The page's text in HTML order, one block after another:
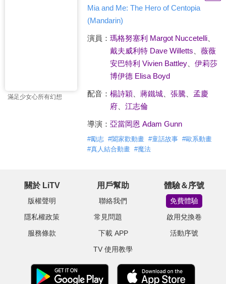
滿足少女心所有幻想
Mia and Me: The Hero of Centopia
(Mandarin)
演員： 瑪格努塞利 Margot Nuccetelli、
戴夫威利特 Dave Willetts
薇薇
安巴特利 Vivien Battley、 伊莉莎
博伊德 Elisa Boyd
配音： 楊詩穎 蔣鐵城、 張騰
孟慶
府、 江志倫
導演： 亞當岡恩 Adam Gunn
#勵志 #闔家歡動畫 #童話故事 #歐系動畫
#真人結合動畫 #魔法
關於 LiTV
版權聲明
隱私權政策
服務條款
用戶幫助
聯絡我們
常見問題
下載 APP
TV 使用教學
體驗＆序號
免費體驗
啟用兌換卷
活動序號